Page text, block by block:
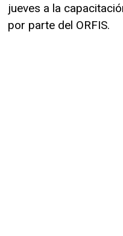
jueves a la
por parte del ORFIS.